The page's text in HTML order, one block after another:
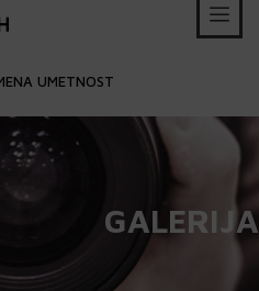
UMETNOST
GALERIJA